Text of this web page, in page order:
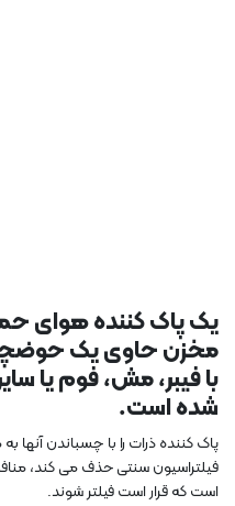
یک پاک کننده هوای
مخزن حاوی یک
با فیبر، مش، فوم یا
شده است.
پاک کننده ذرات را با چسباندن آنها
فیلتراسیون سنتی حذف می کند، منافذ
است که قرار است فیلتر شوند.